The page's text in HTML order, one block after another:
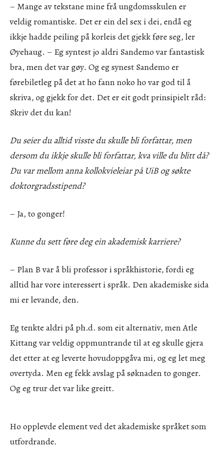
– Mange av tekstane mine frå ungdomsskulen er
veldig romantiske. Det er ein del sex i dei, endå eg
ikkje hadde peiling på korleis det gjekk føre seg, ler
Øyehaug. – Eg syntest jo aldri Sandemo var fantastisk
bra, men det var gøy. Og eg synest Sandemo er
førebiletleg på det at ho fann noko ho var god til å
skriva, og gjekk for det. Det er eit godt prinsipielt råd:
Skriv det du kan!
Du seier du alltid visste du skulle bli forfattar, men
dersom du ikkje skulle bli forfattar, kva ville du blitt då?
Du var mellom anna kollokvieleiar på UiB og søkte
doktorgradsstipend?
– Ja, to gonger!
Kunne du sett føre deg ein akademisk karriere?
– Plan B var å bli professor i språkhistorie, fordi eg
alltid har vore interessert i språk. Den akademiske sida
mi er levande, den.
Eg tenkte aldri på ph.d. som eit alternativ, men Atle
Kittang var veldig oppmuntrande til at eg skulle gjera
det etter at eg leverte hovudoppgåva mi, og eg let meg
overtyda. Men eg fekk avslag på søknaden to gonger.
Og eg trur det var like greitt.
Ho opplevde element ved det akademiske språket som
utfordrande.